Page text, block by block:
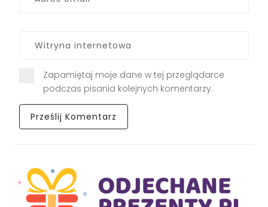
Zapamiętaj moje dane w tej przeglądarce
podczas pisania kolejnych komentarzy.